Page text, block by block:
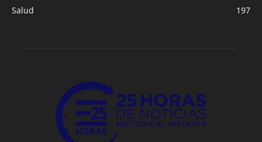
Salud
197